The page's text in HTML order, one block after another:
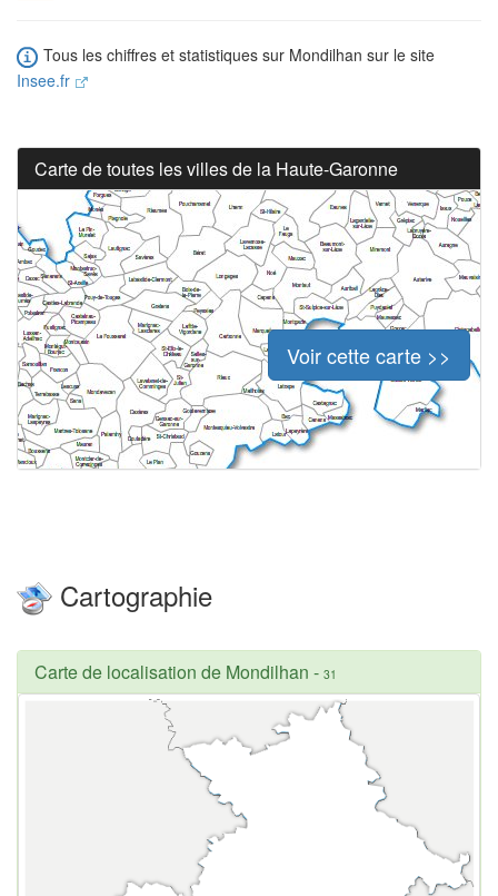
Tous les chiffres et statistiques sur Mondilhan sur le site
Insee.fr
Carte de toutes les villes de la Haute-Garonne
Voir cette carte >>
Cartographie
Carte de localisation de Mondilhan - 31